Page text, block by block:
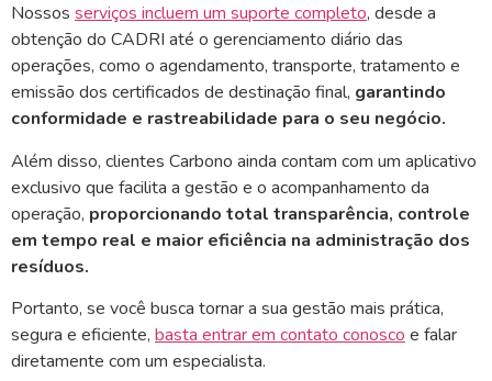
Nossos serviços incluem um suporte completo, desde a
obtenção do CADRI até o gerenciamento diário das
operações, como o agendamento, transporte, tratamento e
emissão dos certificados de destinação final, garantindo
conformidade e rastreabilidade para o seu negócio.
Além disso, clientes Carbono ainda contam com um aplicativo
exclusivo que facilita a gestão e o acompanhamento da
operação, proporcionando total transparência, controle
em tempo real e maior eficiência na administração dos
resíduos.
Portanto, se você busca tornar a sua gestão mais prática,
segura e eficiente, basta entrar em contato conosco e falar
diretamente com um especialista.